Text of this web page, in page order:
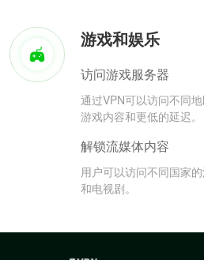
游戏和娱乐
访问游戏服务器
通过VPN可以访问不同
游戏内容和更低的延迟。
解锁流媒体内容
用户可以访问不同国家
和电视剧。